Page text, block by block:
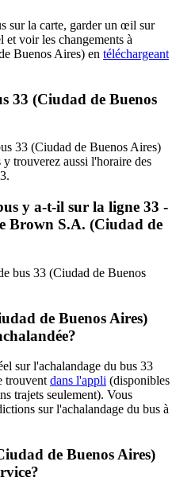
sur la carte, garder un œil sur
et voir les changements à
Buenos Aires) en téléchargeant
33 (Ciudad de Buenos
33 (Ciudad de Buenos Aires)
y trouverez aussi l'horaire des
y a-t-il sur la ligne 33 -
Brown S.A. (Ciudad de
bus 33 (Ciudad de Buenos
de Buenos Aires)
sur l'achalandage du bus 33
trouvent dans l'appli (disponibles
trajets seulement). Vous
sur l'achalandage du bus à
de Buenos Aires)